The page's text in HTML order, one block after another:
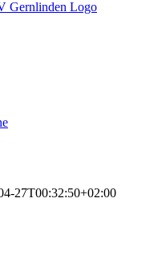
27T00:32:50+02:00